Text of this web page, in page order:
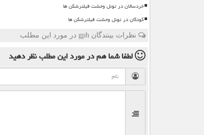
خردسالان در تونل وحشت فیلترشکن ها
کودکان در تونل وحشت فیلترشکن ها
نظرات بینندگان gph در مورد این مطلب
لطفا شما همدر مورد این مطلبنظر دهید